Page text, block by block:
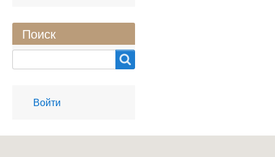
Поиск
User
account
Войти